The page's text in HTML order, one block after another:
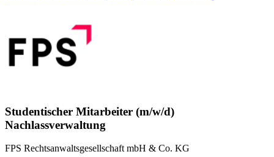
Studentischer Mitarbeiter (m/w/d)
Nachlassverwaltung
FPS Rechtsanwaltsgesellschaft mbH & Co. KG